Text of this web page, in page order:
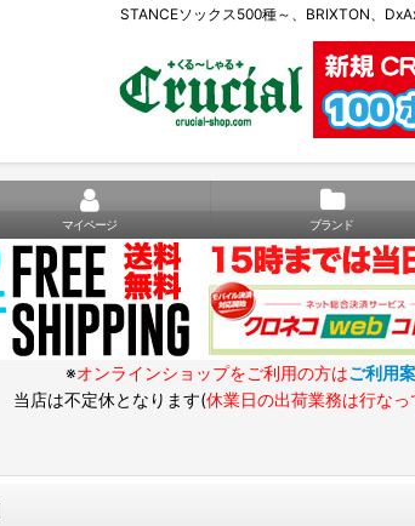
STANCEソックス500種～、BRIXTON、
マイページ ブランド
※オンラインショップをご利用の方はご利用
当店は不定休となります(休業日の出荷業務は行なっ